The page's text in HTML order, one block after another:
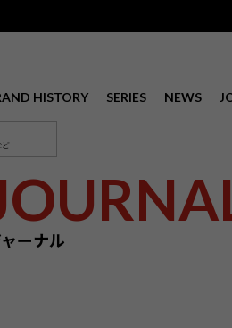
HISTORY SERIES NEWS
ーナル